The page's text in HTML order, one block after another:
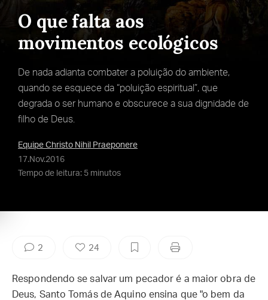
O que falta aos
movimentos ecológicos
De nada adianta combater a poluição do ambiente,
quando se esquece da “poluição espiritual”, que
degrada o ser humano e obscurece a sua dignidade de
filho de Deus.
Equipe Christo Nihil Praeponere
17.Nov.2016
Tempo de leitura: 5 minutos
2 24
Respondendo se salvar um pecador é a maior obra de
Deus, Santo Tomás de Aquino ensina que "o bem da